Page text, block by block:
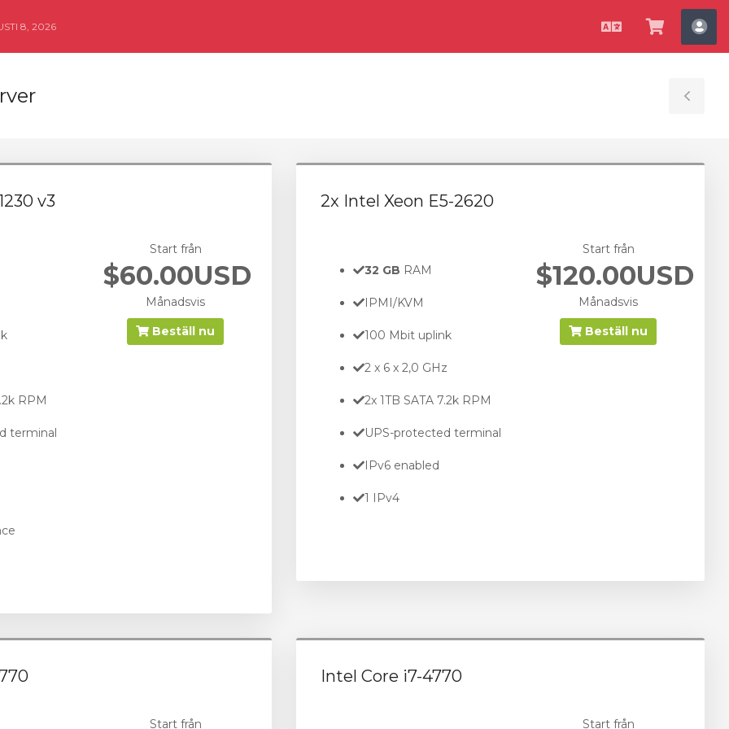
8, 2026
Svenska
Se
v3
RPM
terminal
Start från
$60.00USD
Månadsvis
Beställ nu
2x Intel Xeon E5-2620
32 GB RAM
IPMI/KVM
100 Mbit uplink
2 x 6 x 2,0 GHz
2x 1TB SATA 7.2k RPM
UPS-protected terminal
IPv6 enabled
1 IPv4
Start från
$120.00USD
Månadsvis
Beställ nu
Start från
Intel Core i7-4770
Start från